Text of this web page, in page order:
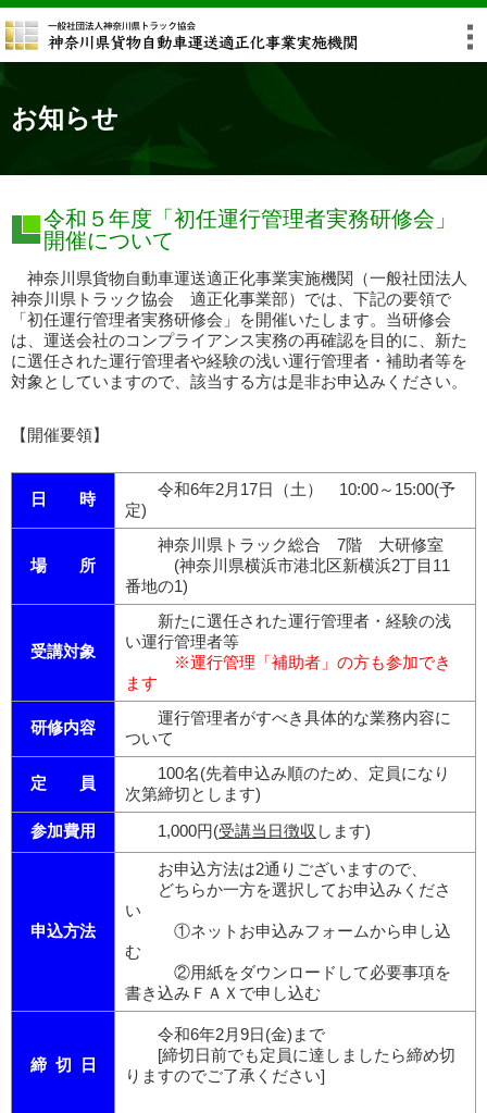
お知らせ
令和５年度「初任運行管理者実務研修会」
開催について
神奈川県貨物自動車運送適正化事業実施機関（一般社団法人
神奈川県トラック協会 適正化事業部）では、下記の要領で
「初任運行管理者実務研修会」を開催いたします。当研修会
は、運送会社のコンプライアンス実務の再確認を目的に、新た
に選任された運行管理者や経験の浅い運行管理者・補助者等を
対象としていますので、該当する方は是非お申込みください。
【開催要領】
日 時
令和6年2月17日（土） 10:00～15:00(予
定)
場 所
神奈川県トラック総合 7階 大研修室
(神奈川県横浜市港北区新横浜2丁目11
番地の1)
受講対象
新たに選任された運行管理者・経験の浅
い運行管理者等
※運行管理「補助者」の方も参加でき
ます
研修内容
運行管理者がすべき具体的な業務内容に
ついて
定 員
100名(先着申込み順のため、定員になり
次第締切とします)
参加費用
1,000円(受講当日徴収 します)
申込方法
お申込方法は2通りございますので、
どちらか一方を選択してお申込みくださ
い
①ネットお申込みフォームから申し込
む
②用紙をダウンロードして必要事項を
書き込みＦＡＸで申し込む
締 切 日
令和6年2月9日(金)まで
[締切日前でも定員に達しましたら締め切
りますのでご了承ください]